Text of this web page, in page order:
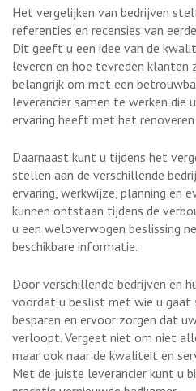
Het vergelijken van bedrijven
referenties en recensies van
Dit geeft u een idee van de
leveren en hoe tevreden klanten
belangrijk om met een
leverancier samen te werken die
ervaring heeft met het renoveren
Daarnaast kunt u tijdens het
stellen aan de verschillende
ervaring, werkwijze, planning en
kunnen ontstaan tijdens de
u een weloverwogen beslissing
beschikbare informatie.
Door verschillende bedrijven en
voordat u beslist met wie u gaat
besparen en ervoor zorgen dat
verloopt. Vergeet niet om niet
maar ook naar de kwaliteit en
Met de juiste leverancier kunt u